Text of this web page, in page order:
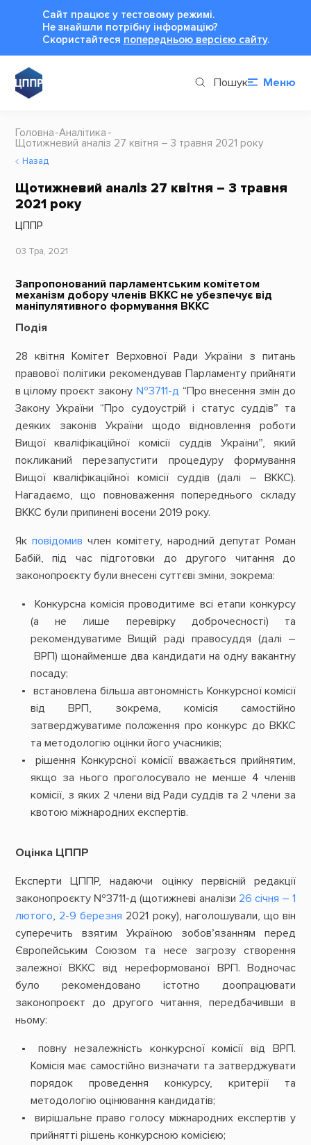
Сайт працює у тестовому режимі.
Не знайшли потрібну інформацію?
Cкористайтеся попередньою версією сайту.
Пошук Меню
Головна Аналітика
Щотижневий аналіз 27 квітня – 3 травня 2021 року
Назад
Щотижневий аналіз 27 квітня – 3 травня
2021 року
ЦППР
03 Тра, 2021
Запропонований парламентським комітетом
механізм добору членів ВККС не убезпечує від
маніпулятивного формування ВККС
Подія
28 квітня Комітет Верховної Ради України з питань
правової політики рекомендував Парламенту прийняти
в цілому проєкт закону №3711-д “Про внесення змін до
Закону України “Про судоустрій і статус суддів” та
деяких законів України щодо відновлення роботи
Вищої кваліфікаційної комісії суддів України”, який
покликаний перезапустити процедуру формування
Вищої кваліфікаційної комісії суддів (далі – ВККС).
Нагадаємо, що повноваження попереднього складу
ВККС були припинені восени 2019 року.
Як повідомив член комітету, народний депутат Роман
Бабій, під час підготовки до другого читання до
законопроєкту були внесені суттєві зміни, зокрема:
Конкурсна комісія проводитиме всі етапи конкурсу
(а не лише перевірку доброчесності) та
рекомендуватиме Вищій раді правосуддя (далі –
ВРП) щонайменше два кандидати на одну вакантну
посаду;
встановлена більша автономність Конкурсної комісії
від ВРП, зокрема, комісія самостійно
затверджуватиме положення про конкурс до ВККС
та методологію оцінки його учасників;
рішення Конкурсної комісії вважається прийнятим,
якщо за нього проголосувало не менше 4 членів
комісії, з яких 2 члени від Ради суддів та 2 члени за
квотою міжнародних експертів.
Оцінка ЦППР
Експерти ЦППР, надаючи оцінку первісній редакції
законопроєкту №3711-д (щотижневі аналізи 26 січня – 1
лютого, 2-9 березня 2021 року), наголошували, що він
суперечить взятим Україною зобов’язанням перед
Європейським Союзом та несе загрозу створення
залежної ВККС від нереформованої ВРП. Водночас
було рекомендовано істотно доопрацювати
законопроєкт до другого читання, передбачивши в
ньому:
повну незалежність конкурсної комісії від ВРП.
Комісія має самостійно визначати та затверджувати
порядок проведення конкурсу, критерії та
методологію оцінювання кандидатів;
вирішальне право голосу міжнародних експертів у
прийнятті рішень конкурсною комісією;